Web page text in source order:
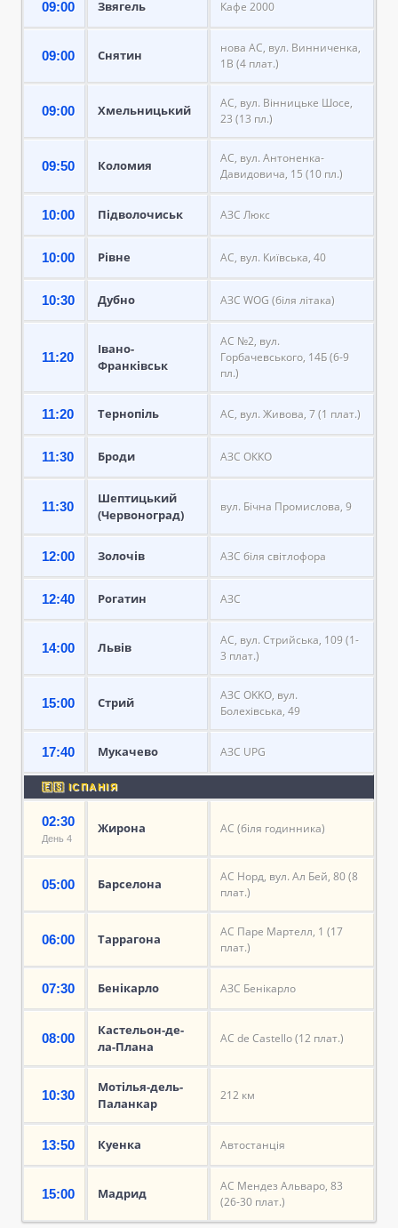
09:00 Звягель Кафе 2000
09:00 Снятин
нова АС, вул. Винниченка,
1В (4 плат.)
09:00 Хмельницький
АС, вул. Вінницьке Шосе,
23 (13 пл.)
09:50 Коломия
АС, вул. Антоненка-
Давидовича, 15 (10 пл.)
10:00 Підволочиськ АЗС Люкс
10:00 Рівне АС, вул. Київська, 40
10:30 Дубно АЗС WOG (біля літака)
11:20
Івано-
Франківськ
АС №2, вул.
Горбачевського, 14Б (6-9
пл.)
11:20 Тернопіль АС, вул. Живова, 7 (1 плат.)
11:30 Броди АЗС ОККО
11:30
Шептицький
(Червоноград)
вул. Бічна Промислова, 9
12:00 Золочів АЗС біля світлофора
12:40 Рогатин АЗС
14:00 Львів
АС, вул. Стрийська, 109 (1-
3 плат.)
15:00 Стрий
АЗС OKKO, вул.
Болехівська, 49
17:40 Мукачево АЗС UPG
🇪🇸 ІСПАНІЯ
02:30
День 4
Жирона АС (біля годинника)
05:00 Барселона
АС Норд, вул. Ал Бей, 80 (8
плат.)
06:00 Таррагона
АС Паре Мартелл, 1 (17
плат.)
07:30 Бенікарло АЗС Бенікарло
08:00
Кастельон-де-
ла-Плана
АС de Castello (12 плат.)
10:30
Мотілья-дель-
Паланкар
212 км
13:50 Куенка Автостанція
15:00 Мадрид
АС Мендез Альваро, 83
(26-30 плат.)